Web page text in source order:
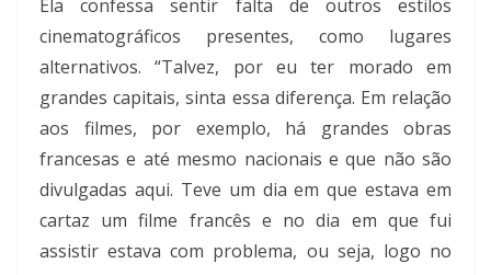
Ela confessa sentir falta de outros estilos
cinematográficos presentes, como lugares
alternativos. “Talvez, por eu ter morado em
grandes capitais, sinta essa diferença. Em relação
aos filmes, por exemplo, há grandes obras
francesas e até mesmo nacionais e que não são
divulgadas aqui. Teve um dia em que estava em
cartaz um filme francês e no dia em que fui
assistir estava com problema, ou seja, logo no